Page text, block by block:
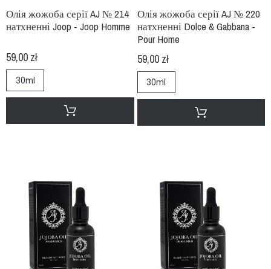
Олія жожоба серії AJ № 214
натхненні Joop - Joop Homme
59,00 zł
30ml
Олія жожоба серії AJ № 220
натхненні Dolce & Gabbana -
Pour Home
59,00 zł
30ml